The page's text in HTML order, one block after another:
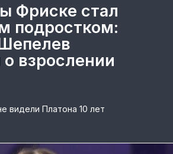
Фриске стал
подростком:
о взрослении
видели Платона 10 лет